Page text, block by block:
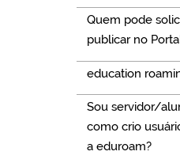
Quem pode
publicar no
education
Sou servidor/
como crio
a eduroam?